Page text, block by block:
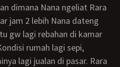
jam 2 lebih Nana dateng
gw lagi rebahan di kamar
rumah lagi sepi,
lagi jualan di pasar. Rara